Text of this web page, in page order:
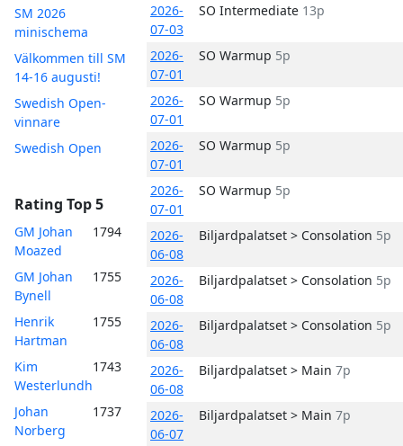
SM 2026
minischema
Välkommen till SM
14-16 augusti!
Swedish Open-
vinnare
Swedish Open
Rating Top 5
GM Johan
Moazed
1794
GM Johan
Bynell
1755
Henrik
Hartman
1755
Kim
Westerlundh
1743
Johan
Norberg
1737
2026-
07-03
SO Intermediate 13p
2026-
07-01
SO Warmup 5p
2026-
07-01
SO Warmup 5p
2026-
07-01
SO Warmup 5p
2026-
07-01
SO Warmup 5p
2026-
06-08
Biljardpalatset > Consolation 5p
2026-
06-08
Biljardpalatset > Consolation 5p
2026-
06-08
Biljardpalatset > Consolation 5p
2026-
06-08
Biljardpalatset > Main 7p
2026-
06-07
Biljardpalatset > Main 7p